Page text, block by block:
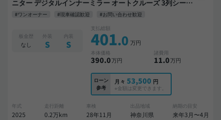
ニター デジタルインナーミラー オートクルーズ 3列シート
スマートキー ETC バックモニター 全方位カメラ ドライブ
レコーダー 衝突軽減 両側電動スライドドア 7人乗り
#ワンオーナー #現車確認歓迎 #お問い合わせ歓迎
板金歴
なし
外装
S
内装
S
支払総額
401.0 万円
本体価格
390.0万円
諸費用
11.0万円
ローン
参考
月々 53,500 円
※金額は変更できます。
年式
2025
走行距離
0.2万km
車検
28年11月
出品地域
神奈川県
納期の目安
来年3月〜4月